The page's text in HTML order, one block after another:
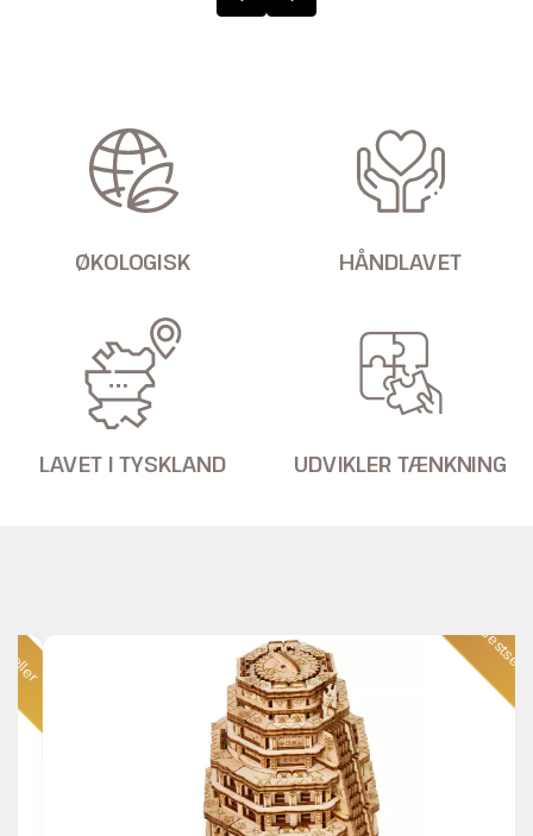
ØKOLOGISK HÅNDLAVET
LAVET I TYSKLAND UDVIKLER TÆNKNING
Bestseller